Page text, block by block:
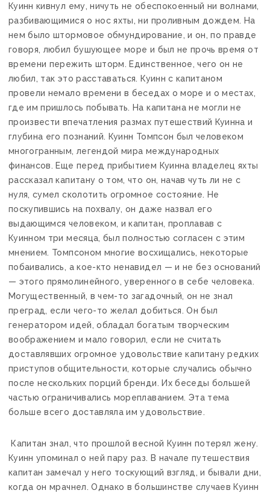
Куинн кивнул ему, ничуть не обеспокоенный ни волнами,
разбивающимися о нос яхты, ни проливным дождем. На
нем было штормовое обмундирование, и он, по правде
говоря, любил бушующее море и был не прочь время от
времени пережить шторм. Единственное, чего он не
любил, так это расставаться. Куинн с капитаном
провели немало времени в беседах о море и о местах,
где им пришлось побывать. На капитана не могли не
произвести впечатления размах путешествий Куинна и
глубина его познаний. Куинн Томпсон был человеком
многогранным, легендой мира международных
финансов. Еще перед прибытием Куинна владелец яхты
рассказал капитану о том, что он, начав чуть ли не с
нуля, сумел сколотить огромное состояние. Не
поскупившись на похвалу, он даже назвал его
выдающимся человеком, и капитан, проплавав с
Куинном три месяца, был полностью согласен с этим
мнением. Томпсоном многие восхищались, некоторые
побаивались, а кое-кто ненавидел — и не без оснований
— этого прямолинейного, уверенного в себе человека.
Могущественный, в чем-то загадочный, он не знал
преград, если чего-то желал добиться. Он был
генератором идей, обладал богатым творческим
воображением и мало говорил, если не считать
доставлявших огромное удовольствие капитану редких
приступов общительности, которые случались обычно
после нескольких порций бренди. Их беседы большей
частью ограничивались мореплаванием. Эта тема
больше всего доставляла им удовольствие.
Капитан знал, что прошлой весной Куинн потерял жену.
Куинн упоминал о ней пару раз. В начале путешествия
капитан замечал у него тоскующий взгляд, и бывали дни,
когда он мрачнел. Однако в большинстве случаев Куинн